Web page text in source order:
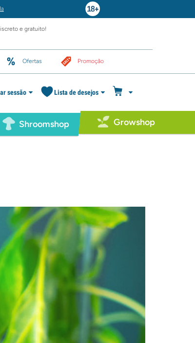
e gratuito!
Ofertas Promoção
sessão Lista de desejos
Shroomshop Growshop